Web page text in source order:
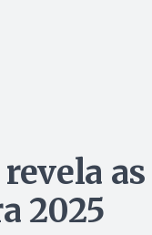
revela
2025